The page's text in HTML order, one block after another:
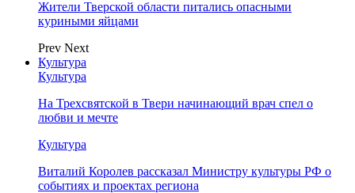
Жители Тверской области питались опасными
куриными яйцами
Prev Next
Культура
Культура
На Трехсвятской в Твери начинающий врач спел о
любви и мечте
Культура
Виталий Королев рассказал Министру культуры РФ о
событиях и проектах региона